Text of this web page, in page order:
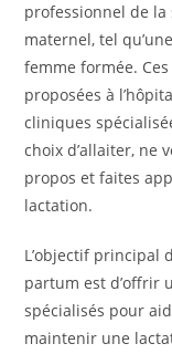
professionnel de la
maternel, tel
femme formée.
proposées à
cliniques
choix d’allaiter, ne
propos et faites
lactation.
L’objectif principal
partum est d’offrir
spécialisés pour
maintenir une